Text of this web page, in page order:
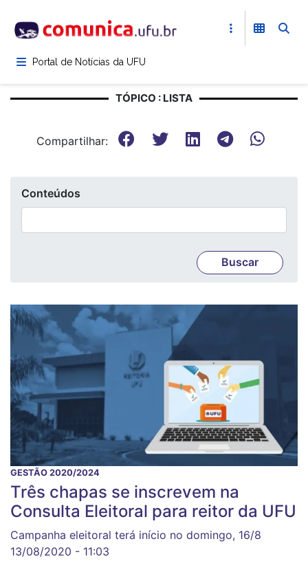
para
conteúdoPortal de Notícias da UFU
TÓPICO : LISTA
Compartilhar:
Conteúdos
GESTÃO 2020/2024
Três chapas se inscrevem na
Consulta Eleitoral para reitor da UFU
Campanha eleitoral terá início no domingo, 16/8
13/08/2020 - 11:03